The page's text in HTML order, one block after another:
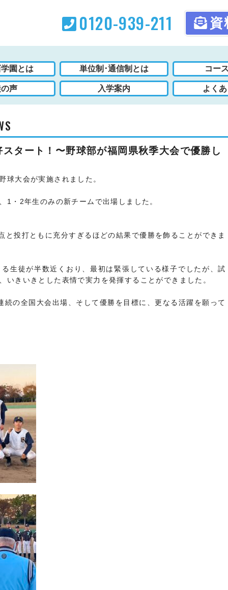
0120-939-211 資
園とは 単位制･通信制とは コー
声 入学案内 よく
タート！〜野球部が福岡県秋季大会で優勝し
球大会が実施されました。
1・2年生のみの新チームで出場しました。
投打ともに充分すぎるほどの結果で優勝を飾ることができま
生徒が半数近くおり、最初は緊張している様子でしたが、試
いきいきとした表情で実力を発揮することができました。
の全国大会出場、そして優勝を目標に、更なる活躍を願って